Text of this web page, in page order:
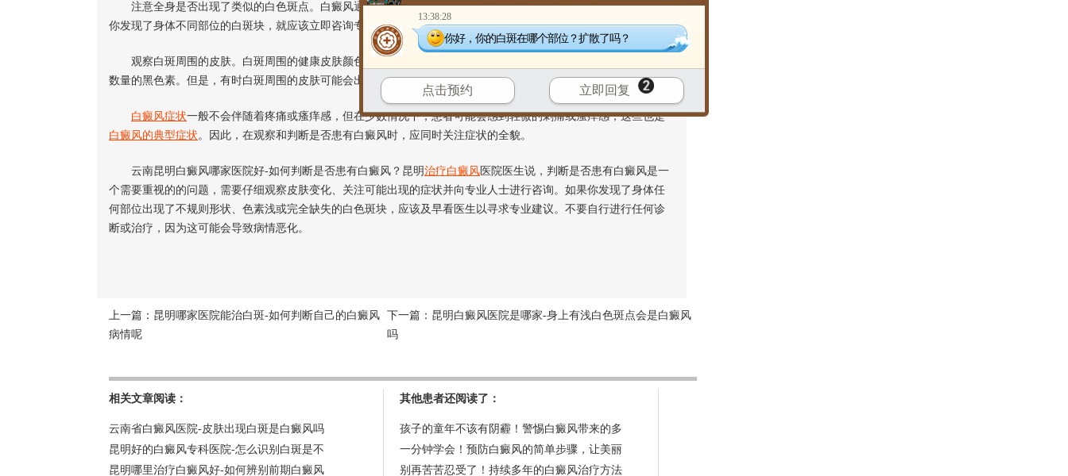
注意全身是否出现了类似的白色斑点。白癜风通常会在不同部位出现不同大小和形状的白色斑块。因此，如果
你发现了身体不同部位的白斑块，就应该立即咨询专业人士。
观察白斑周围的皮肤。白斑周围的健康皮肤颜色通常与正常皮肤相同，这是因为白斑周围的健康皮肤含有正常
数量的黑色素。但是，有时白斑周围的皮肤可能会出现轻微的颜色变化和增厚现象，就需要及时向专业人士咨询。
白癜风症状一般不会伴随着疼痛或瘙痒感，但在少数情况下，患者可能会感到轻微的刺痛或瘙痒感，这些也是
白癜风的典型症状。因此，在观察和判断是否患有白癜风时，应同时关注症状的全貌。
云南昆明白癜风哪家医院好-如何判断是否患有白癜风？昆明治疗白癜风 医院医生说，判断是否患有白癜风是一
个需要重视的的问题，需要仔细观察皮肤变化、关注可能出现的症状并向专业人士进行咨询。如果你发现了身体任
何部位出现了不规则形状、色素浅或完全缺失的白色斑块，应该及早看医生以寻求专业建议。不要自行进行任何诊
断或治疗，因为这可能会导致病情恶化。
上一篇： 昆明哪家医院能治白斑-如何判断自己的白癜风
病情呢
下一篇： 昆明白癜风医院是哪家-身上有浅白色斑点会是白癜风
吗
相关文章阅读：
云南省白癜风医院-皮肤出现白斑是白癜风吗
昆明好的白癜风专科医院-怎么识别白斑是不
昆明哪里治疗白癜风好-如何辨别前期白癜风
其他患者还阅读了：
孩子的童年不该有阴霾！警惕白癜风带来的多
一分钟学会！预防白癜风的简单步骤，让美丽
别再苦苦忍受了！持续多年的白癜风治疗方法
13:38:28
你好，你的白斑在哪个部位？扩散了吗？
点击预约 立即回复